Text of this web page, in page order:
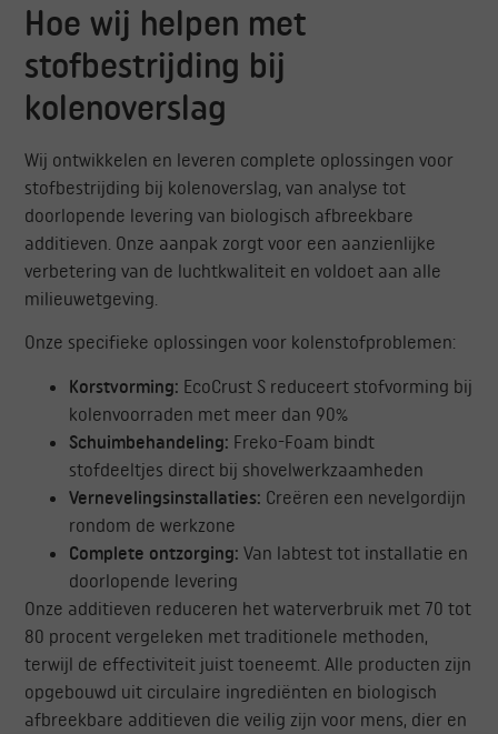
Hoe wij helpen met
stofbestrijding bij
kolenoverslag
Wij ontwikkelen en leveren complete oplossingen voor
stofbestrijding bij kolenoverslag, van analyse tot
doorlopende levering van biologisch afbreekbare
additieven. Onze aanpak zorgt voor een aanzienlijke
verbetering van de luchtkwaliteit en voldoet aan alle
milieuwetgeving.
Onze specifieke oplossingen voor kolenstofproblemen:
Korstvorming: EcoCrust S reduceert stofvorming bij
kolenvoorraden met meer dan 90%
Schuimbehandeling: Freko-Foam bindt
stofdeeltjes direct bij shovelwerkzaamheden
Vernevelingsinstallaties: Creëren een nevelgordijn
rondom de werkzone
Complete ontzorging: Van labtest tot installatie en
doorlopende levering
Onze additieven reduceren het waterverbruik met 70 tot
80 procent vergeleken met traditionele methoden,
terwijl de effectiviteit juist toeneemt. Alle producten zijn
opgebouwd uit circulaire ingrediënten en biologisch
afbreekbare additieven die veilig zijn voor mens, dier en